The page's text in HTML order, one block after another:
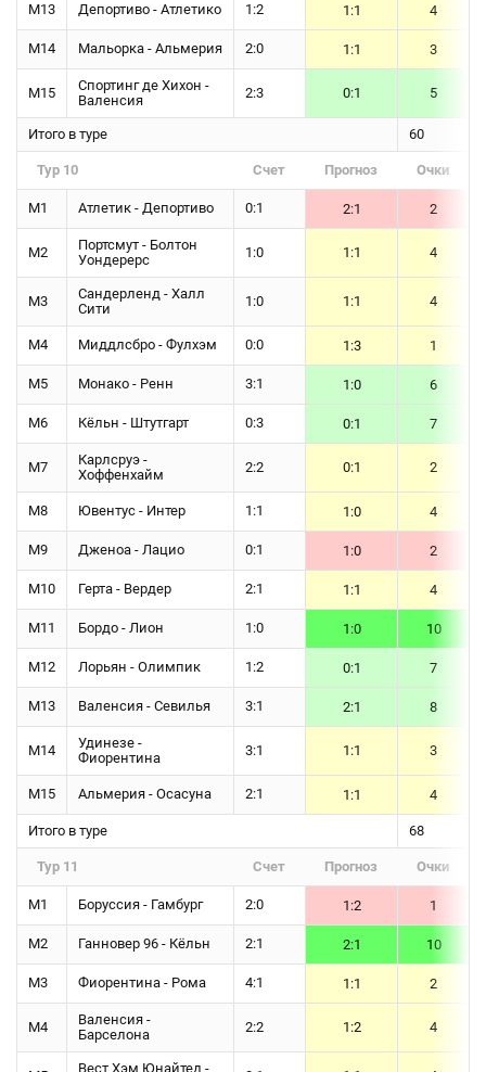
М13 Депортиво - Атлетико 1:2 1:1 4
М14 Мальорка - Альмерия 2:0 1:1 3
М15
Спортинг де Хихон -
Валенсия
2:3 0:1 5
Итого в туре 60
Тур 10 Счет Прогноз Очки
М1 Атлетик - Депортиво 0:1 2:1 2
М2
Портсмут - Болтон
Уондерерс
1:0 1:1 4
М3
Сандерленд - Халл
Сити
1:0 1:1 4
М4 Миддлсбро - Фулхэм 0:0 1:3 1
М5 Монако - Ренн 3:1 1:0 6
М6 Кёльн - Штутгарт 0:3 0:1 7
М7
Карлсруэ -
Хоффенхайм
2:2 0:1 2
М8 Ювентус - Интер 1:1 1:0 4
М9 Дженоа - Лацио 0:1 1:0 2
М10 Герта - Вердер 2:1 1:1 4
М11 Бордо - Лион 1:0 1:0 10
М12 Лорьян - Олимпик 1:2 0:1 7
М13 Валенсия - Севилья 3:1 2:1 8
М14
Удинезе -
Фиорентина
3:1 1:1 3
М15 Альмерия - Осасуна 2:1 1:1 4
Итого в туре 68
Тур 11 Счет Прогноз Очки
М1 Боруссия - Гамбург 2:0 1:2 1
М2 Ганновер 96 - Кёльн 2:1 2:1 10
М3 Фиорентина - Рома 4:1 1:1 2
М4
Валенсия -
Барселона
2:2 1:2 4
Вест Хэм Юнайтед -